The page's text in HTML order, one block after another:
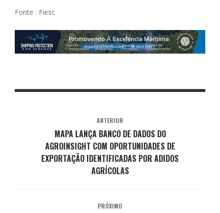
Fonte : Fiesc
ANTERIOR
MAPA LANÇA BANCO DE DADOS DO
AGROINSIGHT COM OPORTUNIDADES DE
EXPORTAÇÃO IDENTIFICADAS POR ADIDOS
AGRÍCOLAS
PRÓXIMO